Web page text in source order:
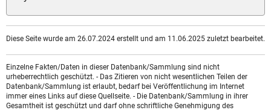
Diese Seite wurde am 26.07.2024 erstellt und am 11.06.2025 zuletzt bearbeitet.
Einzelne Fakten/Daten in dieser Datenbank/Sammlung sind nicht
urheberrechtlich geschützt. - Das Zitieren von nicht wesentlichen Teilen der
Datenbank/Sammlung ist erlaubt, bedarf bei Veröffentlichung im Internet
immer eines Links auf diese Quellseite. - Die Datenbank/Sammlung in ihrer
Gesamtheit ist geschützt und darf ohne schriftliche Genehmigung des